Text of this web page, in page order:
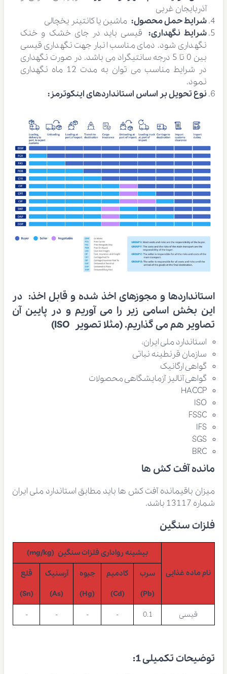
آذربایجان غربی
شرایط حمل محصول: ماشین یا کانتینر یخچالی
شرایط نگهداری: قیسی باید در جای خشک و خنک
نگهداری شود. دمای مناسب انبار جهت نگهداری قیسی
بین 0 تا 5 درجه سانتیگراد می باشد. در صورت نگهداری
در شرایط مناسب می توان به مدت 12 ماه نگهداری
نمود.
نوع تحویل بر اساس استانداردهای اینکوترمز:
استانداردها و مجوزهای اخذ شده و قابل اخذ: در
این بخش اسامی زیر را می آوریم و در پایین آن
تصاویر هم می گذاریم. (مثلا تصویر ISO)
استاندارد ملی ایران،
سازمان قرنطینه نباتی
گواهی ارگانیک
گواهی آنالیز آزمایشگاهی محصولات
HACCP
ISO
FSSC
IFS
SGS
BRC
مانده آفت کش ها
میزان باقیمانده آفت کش ها باید مطابق استاندارد ملی ایران
شماره 13117 باشد.
فلزات سنگین
نام ماده غذایی
بیشینه رواداری فلزات سنگین (mg/kg)
سرب
(Pb)
کادمیم
(Cd)
جیوه
(Hg)
آرسنیک
(As)
قلع
(Sn)
قیسی 0.1
-
-
-
-
توضیحات تکمیلی 1: